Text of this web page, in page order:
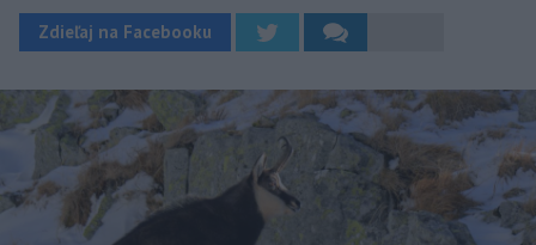
Zdieľaj na Facebooku